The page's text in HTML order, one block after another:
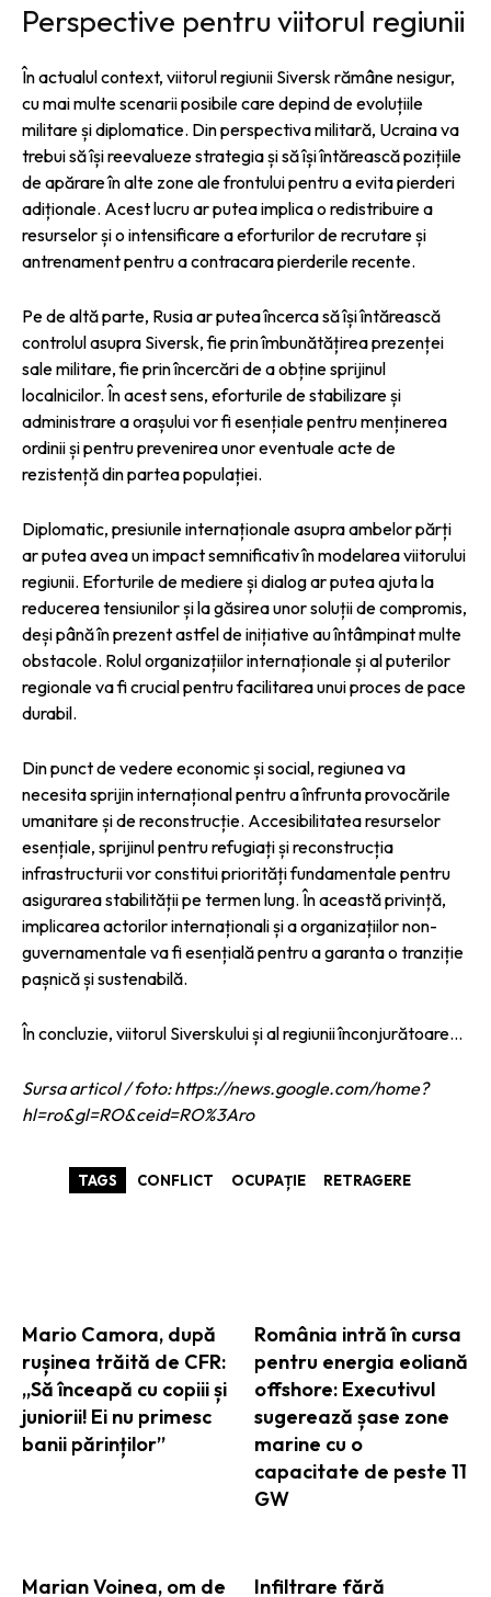
Mario Camora, după
rușinea trăită de CFR:
„Să înceapă cu copiii și
juniorii! Ei nu primesc
banii părinților”
România intră în cursa
pentru energia eoliană
offshore: Executivul
sugerează șase zone
marine cu o
capacitate de peste 11
GW
Marian Voinea, om de Infiltrare fără
Perspective pentru viitorul regiunii
În actualul context, viitorul regiunii Siversk rămâne nesigur,
cu mai multe scenarii posibile care depind de evoluțiile
militare și diplomatice. Din perspectiva militară, Ucraina va
trebui să își reevalueze strategia și să își întărească pozițiile
de apărare în alte zone ale frontului pentru a evita pierderi
adiționale. Acest lucru ar putea implica o redistribuire a
resurselor și o intensificare a eforturilor de recrutare și
antrenament pentru a contracara pierderile recente.
Pe de altă parte, Rusia ar putea încerca să își întărească
controlul asupra Siversk, fie prin îmbunătățirea prezenței
sale militare, fie prin încercări de a obține sprijinul
localnicilor. În acest sens, eforturile de stabilizare și
administrare a orașului vor fi esențiale pentru menținerea
ordinii și pentru prevenirea unor eventuale acte de
rezistență din partea populației.
Diplomatic, presiunile internaționale asupra ambelor părți
ar putea avea un impact semnificativ în modelarea viitorului
regiunii. Eforturile de mediere și dialog ar putea ajuta la
reducerea tensiunilor și la găsirea unor soluții de compromis,
deși până în prezent astfel de inițiative au întâmpinat multe
obstacole. Rolul organizațiilor internaționale și al puterilor
regionale va fi crucial pentru facilitarea unui proces de pace
durabil.
Din punct de vedere economic și social, regiunea va
necesita sprijin internațional pentru a înfrunta provocările
umanitare și de reconstrucție. Accesibilitatea resurselor
esențiale, sprijinul pentru refugiați și reconstrucția
infrastructurii vor constitui priorități fundamentale pentru
asigurarea stabilității pe termen lung. În această privință,
implicarea actorilor internaționali și a organizațiilor non-
guvernamentale va fi esențială pentru a garanta o tranziție
pașnică și sustenabilă.
În concluzie, viitorul Siverskului și al regiunii înconjurătoare…
Sursa articol / foto: https://news.google.com/home?
hl=ro&gl=RO&ceid=RO%3Aro
TAGS CONFLICT OCUPAȚIE RETRAGERE